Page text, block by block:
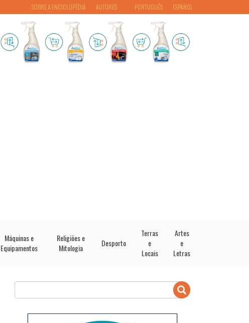
PORTUGUÊS ESPAÑOL
SOBRE A ENCICLOPÉDIA AUTORES
Máquinas e
Equipamentos
Religiões e
Mitologia
Desporto
Terras
e
Locais
Artes
e
Letras